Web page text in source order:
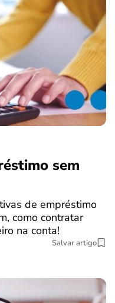
sem
de empréstimo
como contratar
na conta!
Salvar artigo